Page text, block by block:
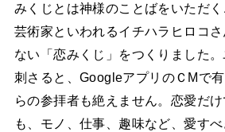
みくじとは神様のことばをいただ
芸術家といわれるイチハラヒロコ
ない「恋みくじ」をつくりました
刺さると、GoogleアプリのＣМで
らの参拝者も絶えません。恋愛だ
も、モノ、仕事、趣味など、愛す